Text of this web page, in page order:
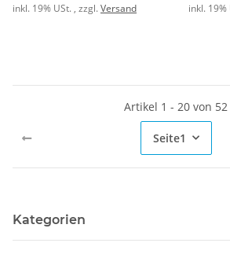
inkl. 19% USt. , zzgl.Versand inkl. 19%
Artikel 1 - 20 von 52
Seite1
Kategorien